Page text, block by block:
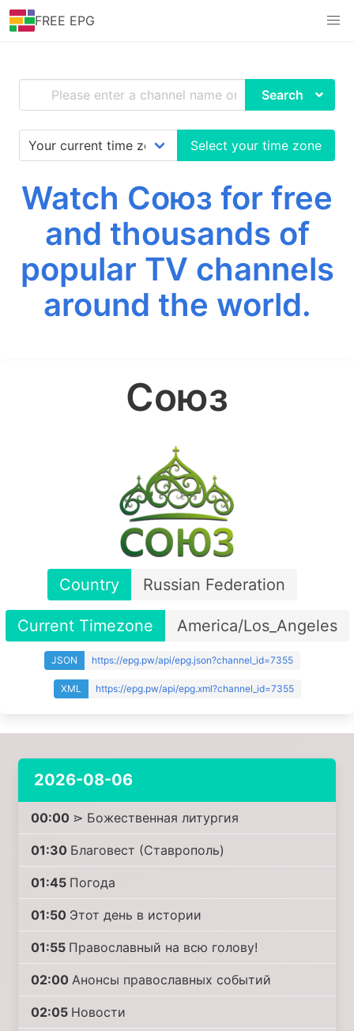
FREE EPG
Search
Select your time zone
Watch Союз for free
and thousands of
popular TV channels
around the world.
Союз
Country Russian Federation
Current Timezone America/Los_Angeles
JSON https://epg.pw/api/epg.json?channel_id=7355
XML https://epg.pw/api/epg.xml?channel_id=7355
2026-08-06
00:00 ⋗ Божественная литургия
01:30 Благовест (Ставрополь)
01:45 Погода
01:50 Этот день в истории
01:55 Православный на всю голову!
02:00 Анонсы православных событий
02:05 Новости